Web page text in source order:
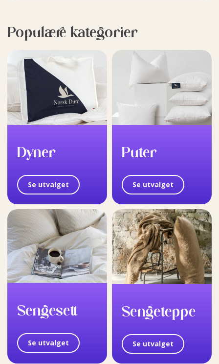
Populære kategorier
Dyner
Se utvalget
Puter
Se utvalget
Sengesett
Se utvalget
Sengeteppe
Se utvalget